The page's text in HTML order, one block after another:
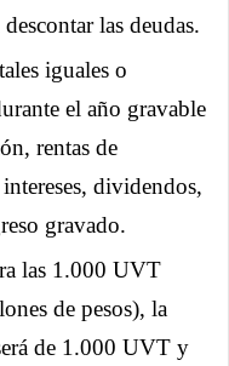
las deudas.
iguales o
el año gravable
rentas de
dividendos,
gravado.
las 1.000 UVT
de pesos), la
de 1.000 UVT y